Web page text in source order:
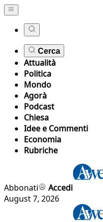
Cerca
Attualità
Politica
Mondo
Agorà
Podcast
Chiesa
Idee e Commenti
Economia
Rubriche
Abbonati
Accedi
August 7, 2026